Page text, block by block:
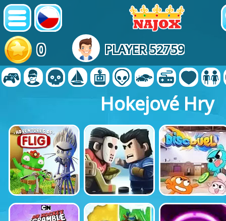
0 PLAYER 52759
Hokejové Hry